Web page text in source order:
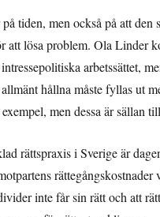
tiden, men också på att den
att lösa problem. Ola Linder
arbetssättet,
hållna måste fyllas ut
men dessa är sällan
rättspraxis i Sverige är
inte får sin rätt och att